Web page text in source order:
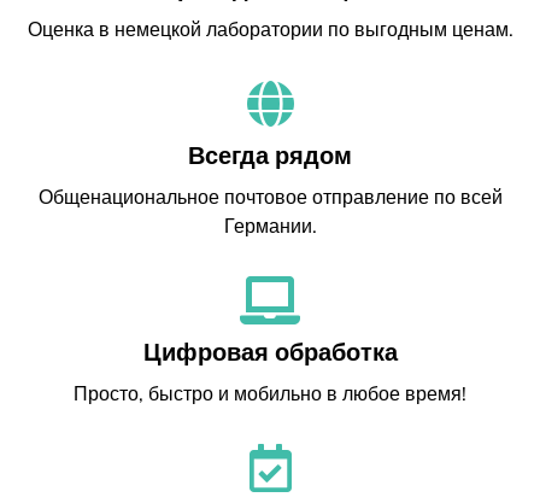
Оценка в немецкой лаборатории по выгодным ценам.
Всегда рядом
Общенациональное почтовое отправление по всей
Германии.
Цифровая обработка
Просто, быстро и мобильно в любое время!